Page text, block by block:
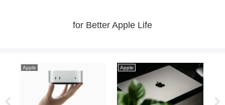
for Better Apple Life
Apple Apple